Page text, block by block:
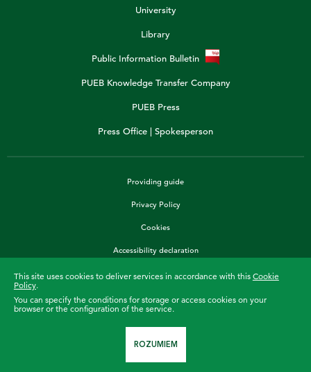
University
Library
Public Information Bulletin
PUEB Knowledge Transfer Company
PUEB Press
Press Office | Spokesperson
Providing guide
Privacy Policy
Cookies
Accessibility declaration
Teaching for36 460
This site uses cookies to deliver services in accordance with this Cookie
Policy.
You can specify the conditions for storage or access cookies on your
browser or the configuration of the service.
ROZUMIEM